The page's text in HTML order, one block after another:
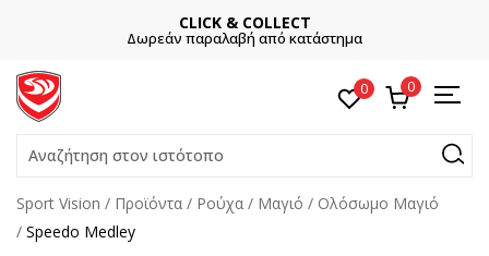
CLICK & COLLECT
Δωρεάν παραλαβή από κατάστημα
0 0
Αναζήτηση στον ιστότοπο
Sport Vision Προϊόντα Ρούχα Μαγιό
Ολόσωμο Μαγιό
Speedo Medley